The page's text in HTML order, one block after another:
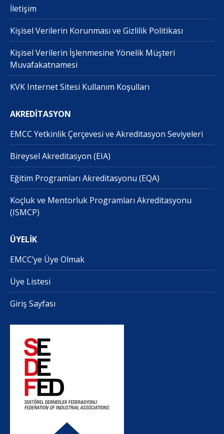
İletişim
Kişisel Verilerin Korunması ve Gizlilik Politikası
Kişisel Verilerin İşlenmesine Yönelik Müşteri
Muvafakatnamesi
KVK Internet Sitesi Kullanım Koşulları
AKREDİTASYON
EMCC Yetkinlik Çerçevesi ve Akreditasyon Seviyeleri
Bireysel Akreditasyon (EIA)
Eğitim Programları Akreditasyonu (EQA)
Koçluk ve Mentorluk Programları Akreditasyonu
(ISMCP)
ÜYELİK
EMCC’ye Üye Olmak
Üye Listesi
Giriş Sayfası